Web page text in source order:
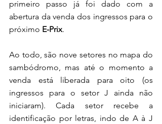
primeiro passo já foi dado com a
abertura da venda dos ingressos para o
próximo E-Prix.
Ao todo, são nove setores no mapa do
sambódromo, mas até o momento a
venda está liberada para oito (os
ingressos para o setor J ainda não
iniciaram). Cada setor recebe a
identificação por letras, indo de A à J